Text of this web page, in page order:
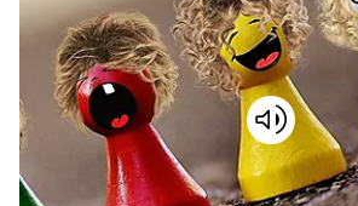
Eguraldia